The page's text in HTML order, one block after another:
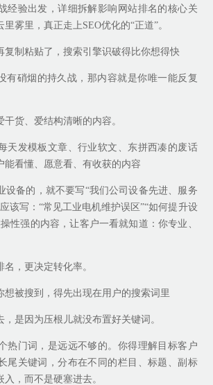
经验出发，详细拆解影响网站排名的核心关
雾里，真正走上SEO优化的“正道”。
复制粘贴了，搜索引擎识破得比你想得快
有硝烟的持久战，那内容就是你唯一能反复
货、爱结构清晰的内容。
天发模板文章、行业软文、东拼西凑的废话
能看懂、愿意看、有收获的内容
设备的，就不要写“我们公司设备先进、服务
该写：“常见工业电机维护误区”“如何提升设
性强的内容，让客户一看就知道：你专业、
，更决定转化率。
想被搜到，得先出现在用户的搜索词里
是因为压根儿就没布置好关键词。
热门词，是远远不够的。你得理解目标客户
尾关键词，分布在不同的栏目、标题、副标
，而不是硬塞进去。